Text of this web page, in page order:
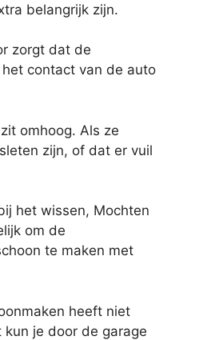
belangrijk zijn.
zorgt dat de
contact van de auto
omhoog. Als ze
zijn, of dat er vuil
het wissen, Mochten
om de
te maken met
heeft niet
je door de garage